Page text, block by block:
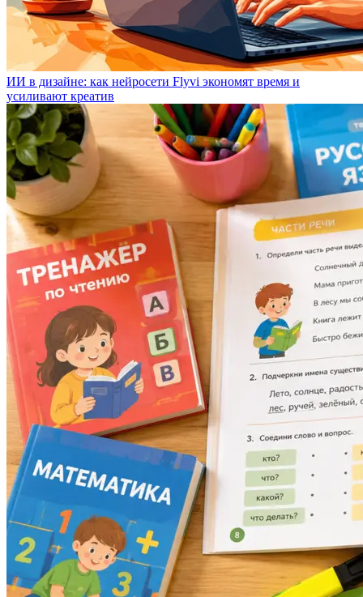
ИИ в дизайне: как нейросети Flyvi экономят время и
усиливают креатив